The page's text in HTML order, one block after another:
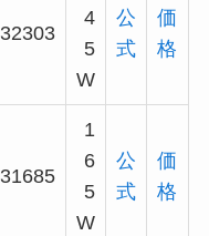
32303
4
5
W
公
式
価
格
31685
1
6
5
W
公
式
価
格